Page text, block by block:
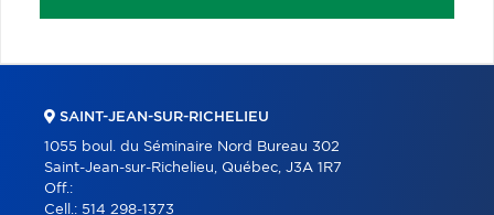
SAINT-JEAN-SUR-RICHELIEU
1055 boul. du Séminaire Nord Bureau 302
Saint-Jean-sur-Richelieu, Québec, J3A 1R7
Off.:
Cell.: 514 298-1373